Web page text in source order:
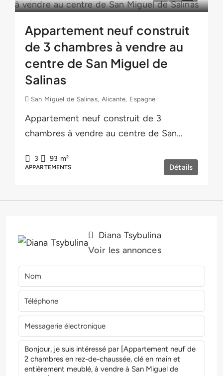
Appartement neuf construit
de 3 chambres à vendre au
centre de San Miguel de
Salinas
San Miguel de Salinas, Alicante, Espagne
Appartement neuf construit de 3
chambres à vendre au centre de San...
3 93 m²
APPARTEMENTS Détails
Diana Tsybulina
Voir les annonces